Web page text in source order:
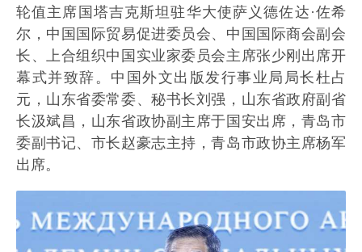
轮值主席国塔吉克斯坦驻华大使萨义德佐达·佐希
尔，中国国际贸易促进委员会、中国国际商会副会
长、上合组织中国实业家委员会主席张少刚出席开
幕式并致辞。中国外文出版发行事业局局长杜占
元，山东省委常委、秘书长刘强，山东省政府副省
长汲斌昌，山东省政协副主席于国安出席，青岛市
委副书记、市长赵豪志主持，青岛市政协主席杨军
出席。